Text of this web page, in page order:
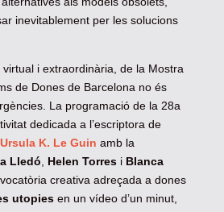
inevitablement per les solucions
i extraordinària, de la Mostra
de Dones de Barcelona no és
La programació de la 28a
dedicada a l’escriptora de
Ursula K. Le Guin amb la
Lledó, Helen Torresi Blanca
creativa adreçada a dones
utopiesen un vídeo d’un minut,